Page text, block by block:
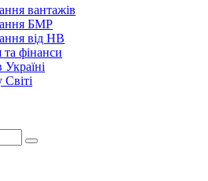
вантажів
БМР
від НВ
та фінанси